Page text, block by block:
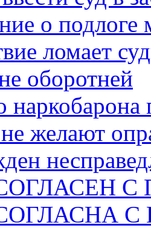
о
ломает
оборотней
желают